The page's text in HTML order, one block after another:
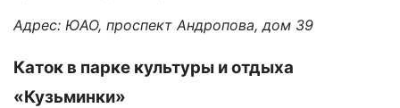
Адрес: ЮАО, проспект Андропова, дом 39
Каток в парке культуры и отдыха
«Кузьминки»